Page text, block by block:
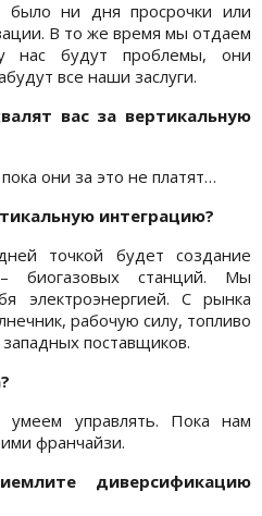
ни дня просрочки или
В то же время мы отдаем
нас будут проблемы, они
все наши заслуги.
вас за вертикальную
они за это не платят…
интеграцию?
точкой будет создание
– биогазовых станций. Мы
электроэнергией. С рынка
рабочую силу, топливо
поставщиков.
управлять. Пока нам
франчайзи.
диверсификацию